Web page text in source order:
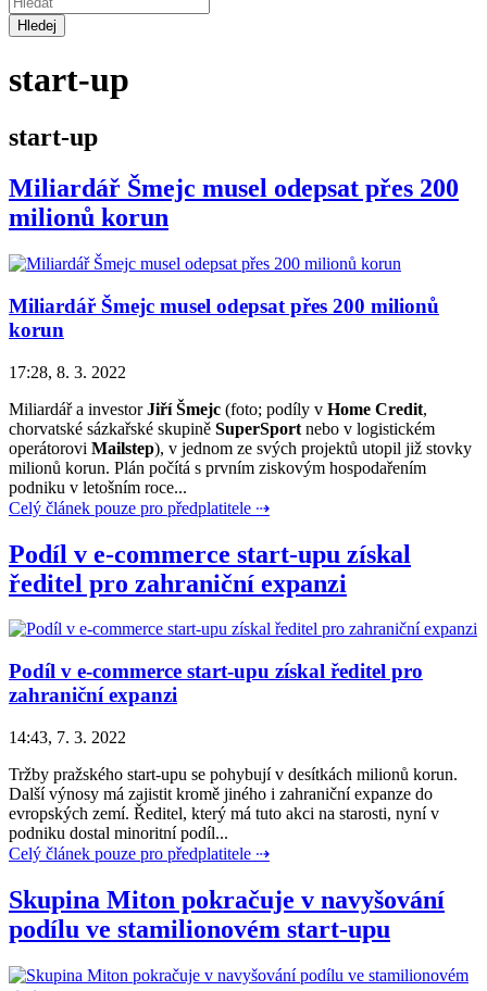
Hledej
start-up
start-up
Miliardář Šmejc musel odepsat přes 200
milionů korun
Miliardář Šmejc musel odepsat přes 200 milionů
korun
17:28, 8. 3. 2022
Miliardář a investorJiří Šmejc (foto; podíly v Home Credit,
chorvatské sázkařské skupině SuperSport nebo v logistickém
operátorovi Mailstep), v jednom ze svých projektů utopil již stovky
milionů korun. Plán počítá s prvním ziskovým hospodařením
podniku v letošním roce...
Celý článek pouze pro předplatitele ⇢
Podíl v e-commerce start-upu získal
ředitel pro zahraniční expanzi
Podíl v e-commerce start-upu získal ředitel pro
zahraniční expanzi
14:43, 7. 3. 2022
Tržby pražského start-upu se pohybují v desítkách milionů korun.
Další výnosy má zajistit kromě jiného i zahraniční expanze do
evropských zemí. Ředitel, který má tuto akci na starosti, nyní v
podniku dostal minoritní podíl...
Celý článek pouze pro předplatitele ⇢
Skupina Miton pokračuje v navyšování
podílu ve stamilionovém start-upu